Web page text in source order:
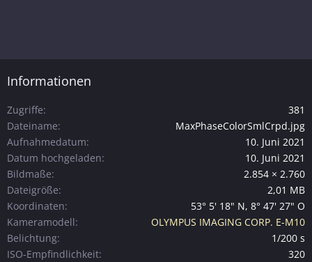
Informationen
Zugriffe
381
Dateiname
MaxPhaseColorSmlCrpd.jpg
Aufnahmedatum
10. Juni 2021
Datum hochgeladen
10. Juni 2021
Bildmaße
2.854 × 2.760
Dateigröße
2,01 MB
Koordinaten
53° 5' 18" N, 8° 47' 27" O
Kameramodell
OLYMPUS IMAGING CORP. E-M10
Belichtung
1/200 s
ISO-Empfindlichkeit
320